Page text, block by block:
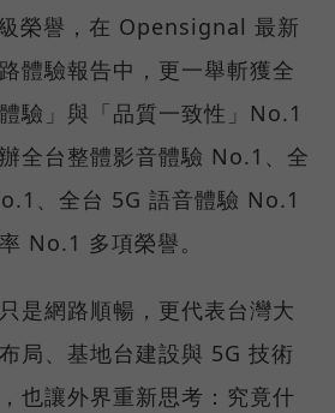
榮譽，在 Opensignal 最新
體驗報告中，更一舉斬獲全
驗」與「品質一致性」No.1
全台整體影音體驗 No.1、全
、全台 5G 語音體驗 No.1
No.1 多項榮譽。
是網路順暢，更代表台灣大
局、基地台建設與 5G 技術
也讓外界重新思考：究竟什